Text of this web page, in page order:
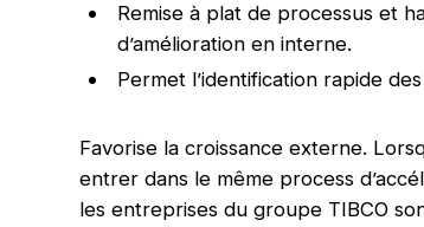
Remise à plat de processus et
d’amélioration en interne.
Permet l’identification rapide
Favorise la croissance externe.
entrer dans le même process
les entreprises du groupe TIBCO